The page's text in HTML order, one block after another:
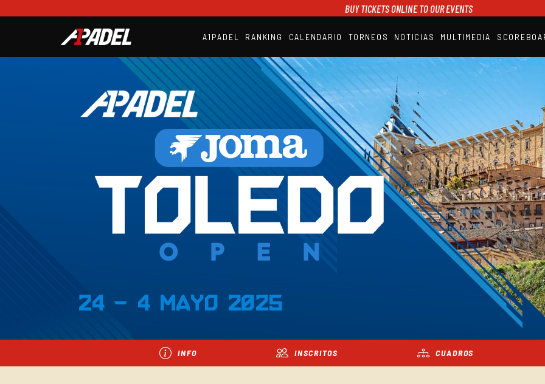
BUY TICKETS ONLINE TO OUR EVENTS
A1PADEL RANKING CALENDARIO TORNEOS NOTICIAS MULTIMEDIA
CALENDARIO
TORNEOS
NOTICIAS
MULTIMEDIA
SCOREBOARD
STREAMING
24 - 4 Mayo 2025
INFO INSCRITOS CUADROS